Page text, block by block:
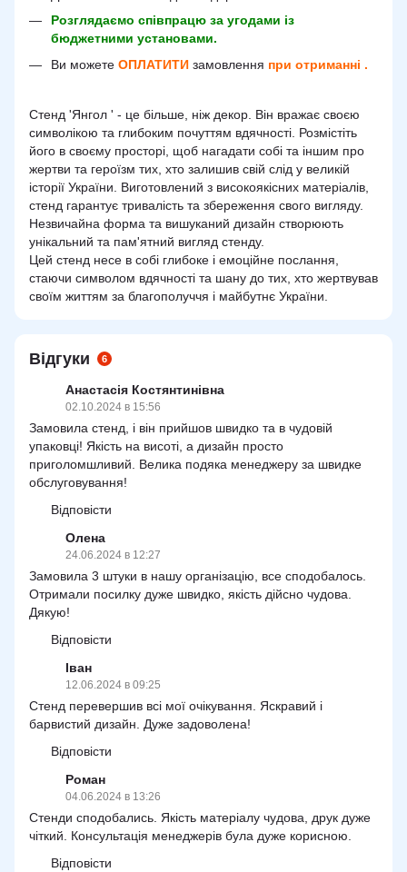
Розглядаємо співпрацю за угодами із
бюджетними установами.
Ви можете ОПЛАТИТИ замовлення при отриманні .
Стенд 'Янгол ' - це більше, ніж декор. Він вражає своєю
символікою та глибоким почуттям вдячності. Розмістіть
його в своєму просторі, щоб нагадати собі та іншим про
жертви та героїзм тих, хто залишив свій слід у великій
історії України. Виготовлений з високоякісних матеріалів,
стенд гарантує тривалість та збереження свого вигляду.
Незвичайна форма та вишуканий дизайн створюють
унікальний та пам'ятний вигляд стенду.
Цей стенд несе в собі глибоке і емоційне послання,
стаючи символом вдячності та шану до тих, хто жертвував
своїм життям за благополуччя і майбутнє України.
Відгуки 6
Анастасія Костянтинівна
02.10.2024 в 15:56
Замовила стенд, і він прийшов швидко та в чудовій
упаковці! Якість на висоті, а дизайн просто
приголомшливий. Велика подяка менеджеру за швидке
обслуговування!
Відповісти
Олена
24.06.2024 в 12:27
Замовила 3 штуки в нашу організацію, все сподобалось.
Отримали посилку дуже швидко, якість дійсно чудова.
Дякую!
Відповісти
Іван
12.06.2024 в 09:25
Стенд перевершив всі мої очікування. Яскравий і
барвистий дизайн. Дуже задоволена!
Відповісти
Роман
04.06.2024 в 13:26
Стенди сподобались. Якість матеріалу чудова, друк дуже
чіткий. Консультація менеджерів була дуже корисною.
Відповісти